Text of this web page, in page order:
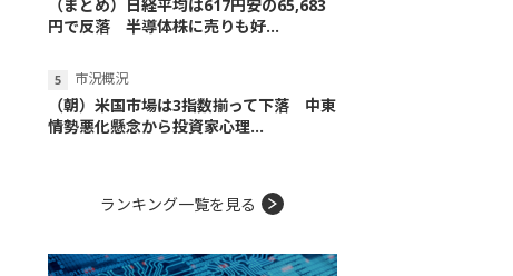
（まとめ）日経平均は617円安の65,683
円で反落 半導体株に売りも好...
市況概況
（朝）米国市場は3指数揃って下落 中東
情勢悪化懸念から投資家心理...
ランキング一覧を見る